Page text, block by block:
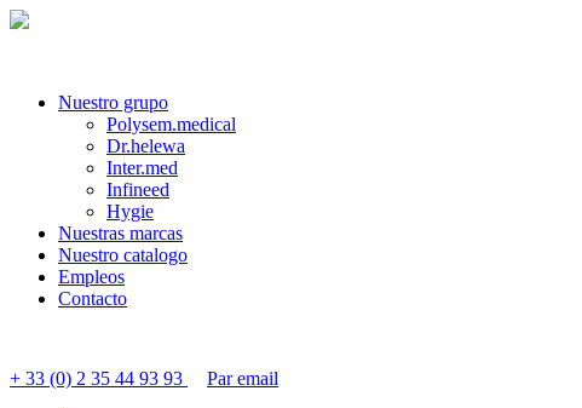
Nuestro grupo
Polysem.medical
Dr.helewa
Inter.med
Infineed
Hygie
Nuestras marcas
Nuestro catalogo
Empleos
Contacto
+ 33 (0) 2 35 44 93 93
Par email